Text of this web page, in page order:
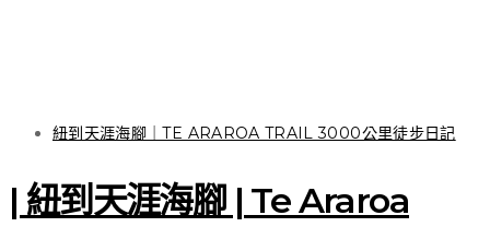
紐到天涯海腳｜TE ARAROA TRAIL 3000公里徒步日記
| 紐到天涯海腳 | Te Araroa